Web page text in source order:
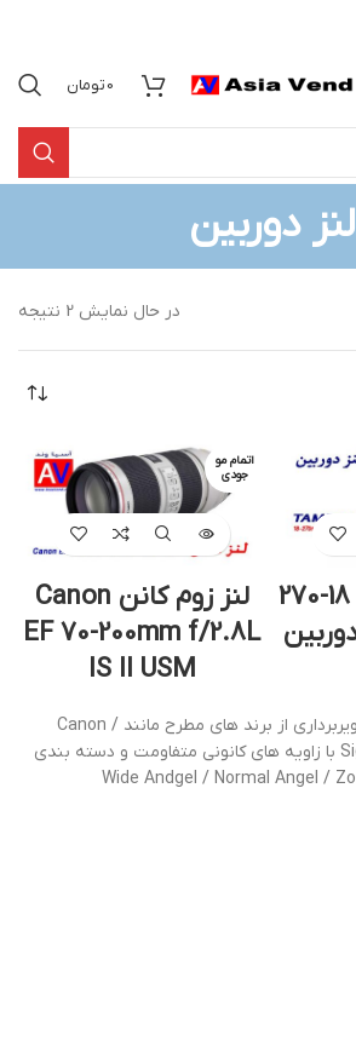
0تومان
لنز دوربین
در حال نمایش 2 نتیجه
کیت لنز تامرون 18-270
اتمام مو
جودی
لنز زوم کانن Canon
EF 70-200mm f/2.8L
IS II USM
لنز دوربین عکاسی و تصویربرداری از برند های مطرح مانند Canon /
Sigma / Tamron / Sony با زاویه های کانونی متفاومت و دسته بندی